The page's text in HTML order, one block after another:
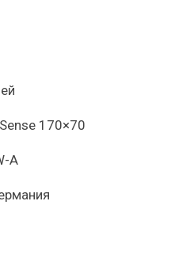
170×70
A